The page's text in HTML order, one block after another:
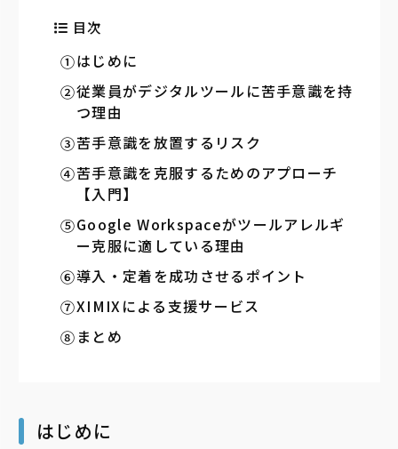
目次
はじめに
従業員がデジタルツールに苦手意識を持
つ理由
苦手意識を放置するリスク
苦手意識を克服するためのアプローチ
【入門】
Google Workspaceがツールアレルギ
ー克服に適している理由
導入・定着を成功させるポイント
XIMIXによる支援サービス
まとめ
はじめに